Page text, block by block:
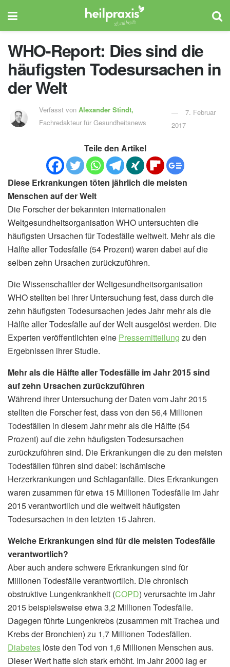
WHO-Report: Dies sind die
häufigsten Todesursachen in
der Welt
Verfasst vonAlexander Stindt,
Fachredakteur für Gesundheitsnews
7. Februar
2017
Teile den Artikel
Diese Erkrankungen töten jährlich die meisten
Menschen auf der Welt
Die Forscher der bekannten internationalen
Weltgesundheitsorganisation WHO untersuchten die
häufigsten Ursachen für Todesfälle weltweit. Mehr als die
Hälfte aller Todesfälle (54 Prozent) waren dabei auf die
selben zehn Ursachen zurückzuführen.
Die Wissenschaftler der Weltgesundheitsorganisation
WHO stellten bei ihrer Untersuchung fest, dass durch die
zehn häufigsten Todesursachen jedes Jahr mehr als die
Hälfte aller Todesfälle auf der Welt ausgelöst werden. Die
Experten veröffentlichten eine Pressemitteilung zu den
Ergebnissen ihrer Studie.
Mehr als die Hälfte aller Todesfälle im Jahr 2015 sind
auf zehn Ursachen zurückzuführen
Während ihrer Untersuchung der Daten vom Jahr 2015
stellten die Forscher fest, dass von den 56,4 Millionen
Todesfällen in diesem Jahr mehr als die Hälfte (54
Prozent) auf die zehn häufigsten Todesursachen
zurückzuführen sind. Die Erkrankungen die zu den meisten
Todesfällen führen sind dabei: Ischämische
Herzerkrankungen und Schlaganfälle. Dies Erkrankungen
waren zusammen für etwa 15 Millionen Todesfälle im Jahr
2015 verantwortlich und die weltweit häufigsten
Todesursachen in den letzten 15 Jahren.
Welche Erkrankungen sind für die meisten Todesfälle
verantwortlich?
Aber auch andere schwere Erkrankungen sind für
Millionen Todesfälle verantwortlich. Die chronisch
obstruktive Lungenkrankheit (COPD) verursachte im Jahr
2015 beispielsweise etwa 3,2 Millionen Todesfälle.
Dagegen führte Lungenkrebs (zusammen mit Trachea und
Krebs der Bronchien) zu 1,7 Millionen Todesfällen.
Diabetes löste den Tod von 1,6 Millionen Menschen aus.
Dieser Wert hatte sich stark erhöht. Im Jahr 2000 lag er